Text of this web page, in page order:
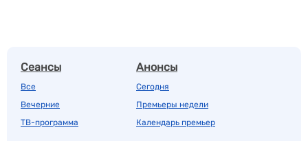
Сеансы
Все
Вечерние
ТВ-программа
Анонсы
Сегодня
Премьеры недели
Календарь премьер